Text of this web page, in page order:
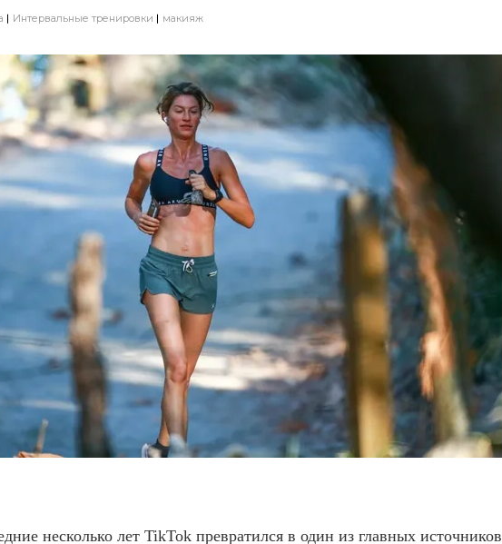
Интервальные тренировки макияж
несколько лет TikTok превратился в один из главных источников